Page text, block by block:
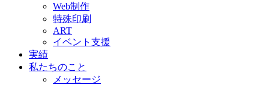
Web制作
特殊印刷
ART
イベント支援
実績
私たちのこと
メッセージ